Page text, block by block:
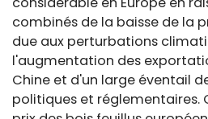
combinés de la baisse de la
due aux perturbations
l'augmentation des
Chine et d'un large éventail
politiques et réglementaires.